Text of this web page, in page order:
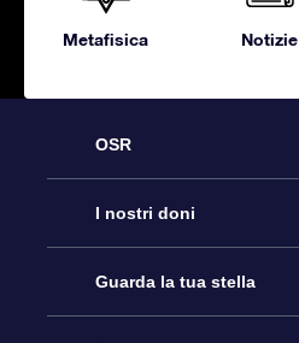
Metafisica Notizie
OSR
Assistenza
Contattaci
I nostri doni
Online Star Gift
Guarda la tua stella